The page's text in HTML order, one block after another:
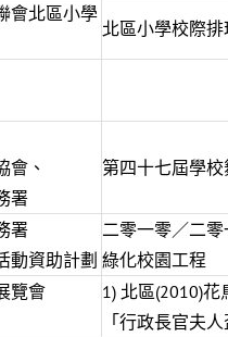
會北區小學
北區小學校際
會、
署
第四十七屆學
署
動資助計劃
二零一零／二
綠化校園工程
覽會
1) 北區(2010)花
「行政長官夫